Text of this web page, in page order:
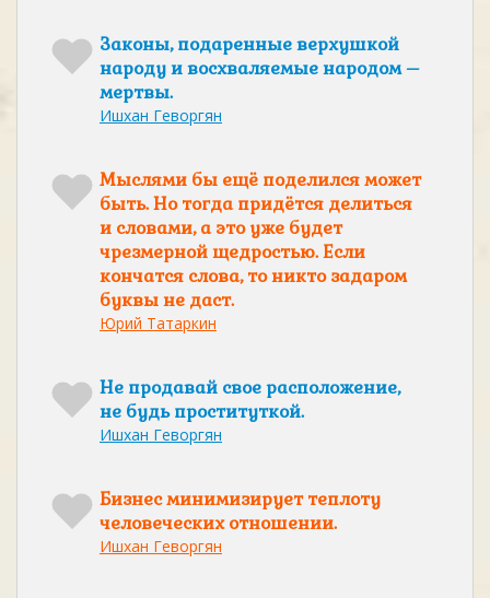
Законы, подаренные верхушкой
народу и восхваляемые народом –
мертвы.
Ишхан Геворгян
Мыслями бы ещё поделился может
быть. Но тогда придётся делиться
и словами, а это уже будет
чрезмерной щедростью. Если
кончатся слова, то никто задаром
буквы не даст.
Юрий Татаркин
Не продавай свое расположение,
не будь проституткой.
Ишхан Геворгян
Бизнес минимизирует теплоту
человеческих отношении.
Ишхан Геворгян